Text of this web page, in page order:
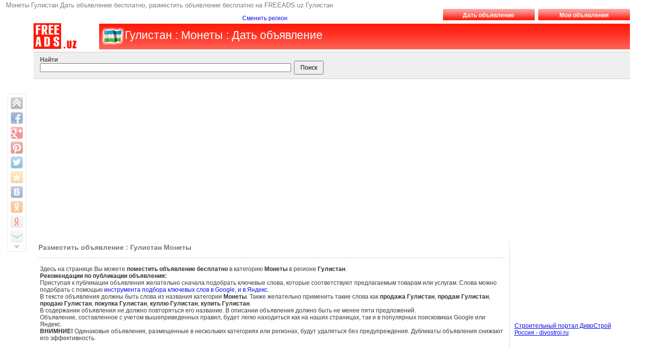
Монеты Гулистан Дать объявление бесплатно, разместить объявление бесплатно на FREEADS.uz Гулистан
Сменить регион Дать объявление Мои объявления
Гулистан : Монеты : Дать объявление
Найти
Разместить объявление : Гулистан Монеты
Здесь на странице Вы можете поместить объявление бесплатнов категорию Монетыв регионе Гулистан.
Рекомендации по публикации объявления:
Приступая к публикации объявления желательно сначала подобрать ключевые слова, которые соответствуют предлагаемым товарам или услугам. Слова можно
подобрать с помощью инструмента подбора ключевых слов в Google, и в Яндекс.
В тексте объявления должны быть слова из названия категории Монеты. Также желательно применить такие слова как продажа Гулистан, продам Гулистан,
продаю Гулистан, покупка Гулистан, куплю Гулистан, купить Гулистан.
В содержании объявления не должно повторяться его название. В описании объявления должно быть не менее пяти предложений.
Объявление, составленное с учетом вышеприведенных правил, будет легко находиться как на наших страницах, так и в популярных поисковиках Google или
Яндекс.
ВНИМНИЕ! Одинаковые объявления, размещенные в нескольких категориях или регионах, будут удаляться без предупреждения. Дубликаты объявления снижают
его эффективность.
Строительный портал ДивоСтрой
Россия - divostroi.ru